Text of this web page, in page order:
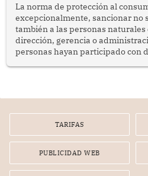
La norma de protección al
excepcionalmente, sancionar no
también a las personas naturales
dirección, gerencia o
personas hayan participado con
por la frustrada realización de un
TARIFAS
PUBLICIDAD WEB